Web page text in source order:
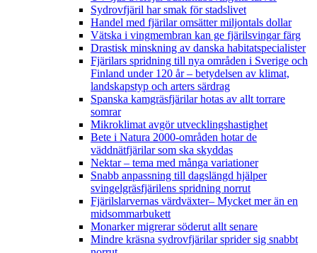
Sydrovfjäril har smak för stadslivet
Handel med fjärilar omsätter miljontals dollar
Vätska i vingmembran kan ge fjärilsvingar färg
Drastisk minskning av danska habitatspecialister
Fjärilars spridning till nya områden i Sverige och
Finland under 120 år– betydelsen av klimat,
landskapstyp och arters särdrag
Spanska kamgräsfjärilar hotas av allt torrare
somrar
Mikroklimat avgör utvecklingshastighet
Bete i Natura 2000-områden hotar de
väddnätfjärilar som ska skyddas
Nektar – tema med många variationer
Snabb anpassning till dagslängd hjälper
svingelgräsfjärilens spridning norrut
Fjärilslarvernas värdväxter– Mycket mer än en
midsommarbukett
Monarker migrerar söderut allt senare
Mindre kräsna sydrovfjärilar sprider sig snabbt